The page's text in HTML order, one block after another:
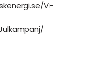
Vi-